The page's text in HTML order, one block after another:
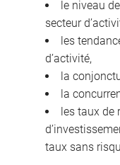
le niveau
secteur
les
d’activité,
la
la
les taux de
taux sans